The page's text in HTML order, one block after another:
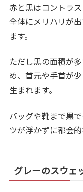
赤と黒はコントラ
全体にメリハリが
ます。
ただし黒の面積が
め、首元や手首が
生まれます。
バッグや靴まで黒
ツが浮かずに都会
グレーのスウェ